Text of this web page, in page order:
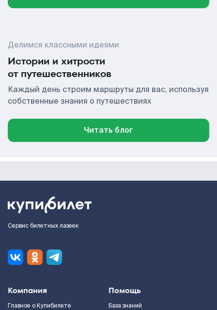
Делимся классными идеями
Истории и хитрости
от путешественников
Каждый день строим маршруты для вас, используя
собственные знания о путешествиях
Читать блог
Сервис билетных лазеек
Компания
Главное о Купибилете
Помощь
База знаний